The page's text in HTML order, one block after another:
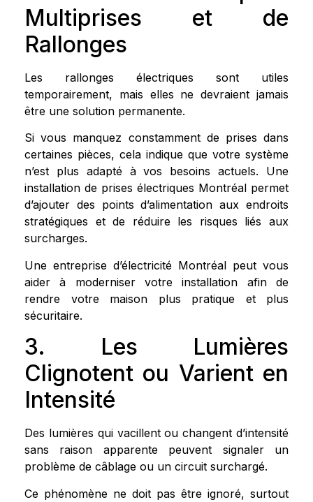
Multiprises et de
Rallonges
Les rallonges électriques sont utiles
temporairement, mais elles ne devraient jamais
être une solution permanente.
Si vous manquez constamment de prises dans
certaines pièces, cela indique que votre système
n’est plus adapté à vos besoins actuels. Une
installation de prises électriques Montréal permet
d’ajouter des points d’alimentation aux endroits
stratégiques et de réduire les risques liés aux
surcharges.
Une entreprise d’électricité Montréal peut vous
aider à moderniser votre installation afin de
rendre votre maison plus pratique et plus
sécuritaire.
3. Les Lumières
Clignotent ou Varient en
Intensité
Des lumières qui vacillent ou changent d’intensité
sans raison apparente peuvent signaler un
problème de câblage ou un circuit surchargé.
Ce phénomène ne doit pas être ignoré, surtout